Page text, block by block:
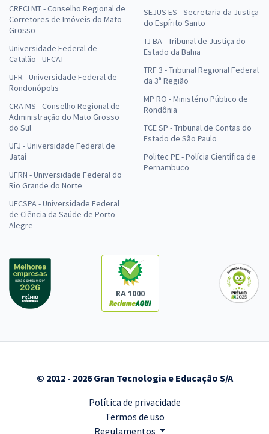
CRECI MT - Conselho Regional de
Corretores de Imóveis do Mato
Grosso
Universidade Federal de
Catalão - UFCAT
UFR - Universidade Federal de
Rondonópolis
CRA MS - Conselho Regional de
Administração do Mato Grosso
do Sul
UFJ - Universidade Federal de
Jataí
UFRN - Universidade Federal do
Rio Grande do Norte
UFCSPA - Universidade Federal
de Ciência da Saúde de Porto
Alegre
SEJUS ES - Secretaria da Justiça
do Espírito Santo
TJ BA - Tribunal de Justiça do
Estado da Bahia
TRF 3 - Tribunal Regional Federal
da 3ª Região
MP RO - Ministério Público de
Rondônia
TCE SP - Tribunal de Contas do
Estado de São Paulo
Politec PE - Polícia Científica de
Pernambuco
RA 1000
© 2012 - 2026 Gran Tecnologia e Educação S/A
Política de privacidade
Termos de uso
Regulamentos